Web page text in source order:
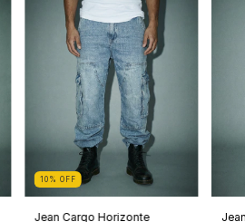
10 % OFF
Jean Cargo Horizonte